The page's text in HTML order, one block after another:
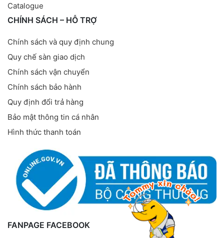
Catalogue
CHÍNH SÁCH – HỖ TRỢ
Chính sách và quy định chung
Quy chế sàn giao dịch
Chính sách vận chuyển
Chính sách bảo hành
Quy định đổi trả hàng
Bảo mật thông tin cá nhân
Hình thức thanh toán
FANPAGE FACEBOOK